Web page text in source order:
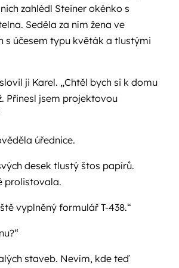
zahlédl Steiner okénko s
Seděla za ním žena ve
s účesem typu květák a tlustými
ji Karel. „Chtěl bych si k domu
Přinesl jsem projektovou
úřednice.
desek tlustý štos papírů.
prolistovala.
vyplněný formulář T-438.“
staveb. Nevím, kde teď